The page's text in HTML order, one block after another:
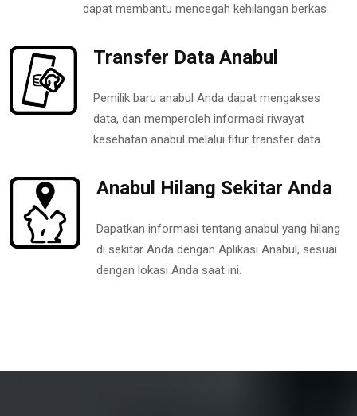
dapat membantu mencegah kehilangan berkas.
Transfer Data Anabul
Pemilik baru anabul Anda dapat mengakses
data, dan memperoleh informasi riwayat
kesehatan anabul melalui fitur transfer data.
Anabul Hilang Sekitar Anda
Dapatkan informasi tentang anabul yang hilang
di sekitar Anda dengan Aplikasi Anabul, sesuai
dengan lokasi Anda saat ini.